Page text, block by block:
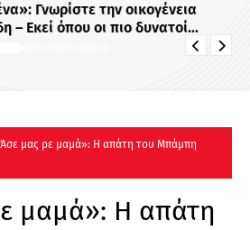
Γνωρίστε την οικογένεια
– Εκεί όπου οι πιο δυνατοί
δοκιμάζονται περισσότερο !
μας ρε μαμά»: Η απάτη του Μπάμπη
μαμά»: Η απάτη